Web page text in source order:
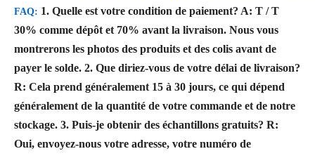
FAQ: 1. Quelle est votre condition de paiement? A: T / T
30% comme dépôt et 70% avant la livraison. Nous vous
montrerons les photos des produits et des colis avant de
payer le solde. 2. Que diriez-vous de votre délai de livraison?
R: Cela prend généralement 15 à 30 jours, ce qui dépend
généralement de la quantité de votre commande et de notre
stockage. 3. Puis-je obtenir des échantillons gratuits? R:
Oui, envoyez-nous votre adresse, votre numéro de